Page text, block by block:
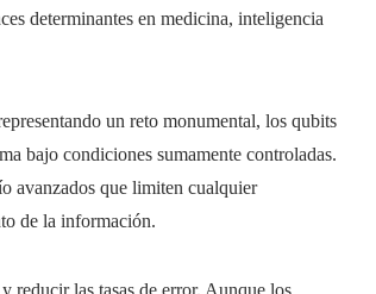
determinantes en medicina, inteligencia
un reto monumental, los qubits
bajo condiciones sumamente controladas.
avanzados que limiten cualquier
de la información.
reducir las tasas de error. Aunque los